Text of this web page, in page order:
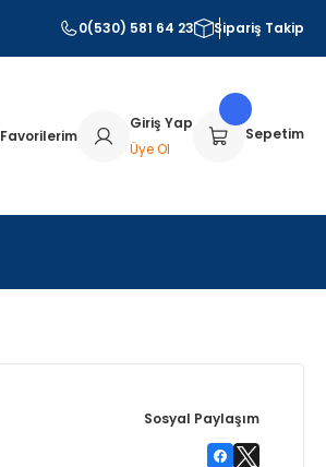
0(530) 581 64 23 Sipariş Takip
Favorilerim
Giriş Yap
Üye Ol
Sepetim
Sosyal Paylaşım